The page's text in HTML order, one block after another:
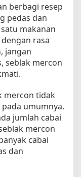
berbagi resep
pedas dan
makanan
rasa
jangan
seblak mercon
mercon tidak
umumnya.
jumlah cabai
mercon
cabai
dan